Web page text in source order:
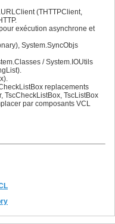
(THTTPClient,
exécution asynchrone et
System.SyncObjs
/ System.IOUtils
replacements
TscCheckListBox, TscListBox
par composants VCL